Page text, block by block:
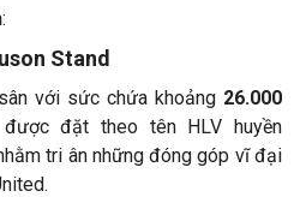
:
Stand
với sức chứa khoảng 26.000
đặt theo tên HLV huyền
tri ân những đóng góp vĩ đại